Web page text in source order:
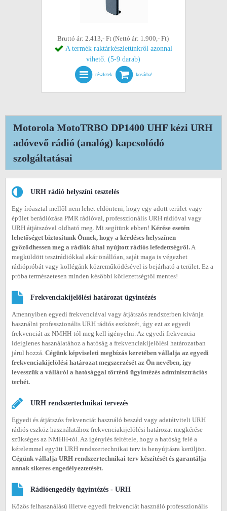
Bruttó ár: 2.413,- Ft (Nettó ár: 1.900,- Ft)
A termék raktárkészletünkről azonnal
vihető. (5-9 darab)
részletek kosárba!
Motorola MotoTRBO DP1400 UHF kézi URH
adóvevő rádió (analóg) kapcsolódó
szolgáltatásai
URH rádió helyszíni tesztelés
Egy íróasztal mellől nem lehet eldönteni, hogy egy adott terület vagy
épület berádiózása PMR rádióval, professzionális URH rádióval vagy
URH átjátszóval oldható meg. Mi segítünk ebben! Kérése esetén
lehetőséget biztosítunk Önnek, hogy a kérdéses helyszínen
győződhessen meg a rádiók által nyújtott rádiós lefedettségről.A
megküldött tesztrádiókkal akár önállóan, saját maga is végezhet
rádiópróbát vagy kollégánk közreműködésével is bejárható a terület. Ez a
próba természetesen minden későbbi kötlezettségtől mentes!
Frekvenciakijelölési határozat ügyintézés
Amennyiben egyedi frekvenciával vagy átjátszós rendszerben kívánja
használni professzionális URH rádiós eszközét, úgy ezt az egyedi
frekvenciát az NMHH-tól meg kell igényelni. Az egyedi frekvencia
ideiglenes használatához a hatóság a frekvenciakijelölési határozatban
járul hozzá. Cégünk képviseleti megbízás keretében vállalja az egyedi
frekvenciakijelölési határozat megszerzését az Ön nevében, így
levesszük a válláról a hatósággal történő ügyintézés adminisztrációs
terhét.
URH rendszertechnikai tervezés
Egyedi és átjátszós frekvenciát használó beszéd vagy adatátviteli URH
rádiós eszköz használatához frekvenciakijelölési határozat megkérése
szükséges az NMHH-tól. Az igénylés feltétele, hogy a hatóság felé a
kérelemmel együtt URH rendszertechnikai terv is benyújtásra kerüljön.
Cégünk vállalja URH rendszertechnikai terv készítését és garantálja
annak sikeres engedélyeztetését.
Rádióengedély ügyintézés - URH
Közös felhasználású illetve egyedi frekvenciát használó professzionális